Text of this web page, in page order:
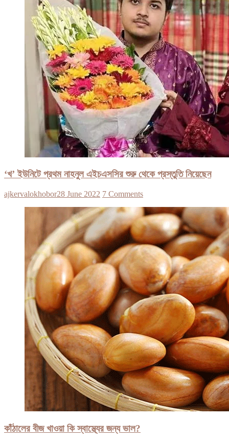
‘খ’ ইউনিটে প্রথম নাহনুল এইচএসসির শুরু থেকে প্রস্তুতি নিয়েছেন
ajkervalokhobor28 June 2022 7 Comments
কাঁঠালের বীজ খাওয়া কি স্বাস্থ্যের জন্য ভাল?